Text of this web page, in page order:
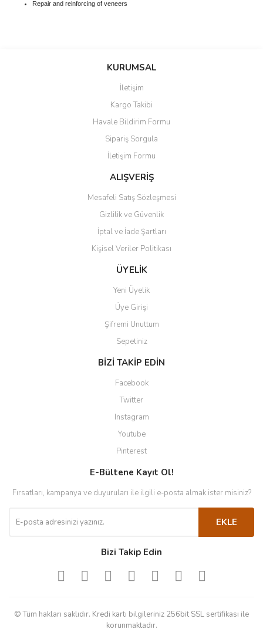
Repair and reinforcing of veneers
Bu ürüne ilk yorumu siz yapın!
Ürün resmi kalitesiz, bozuk veya görüntülenemiyor.
Ürün açıklamasında eksik bilgiler bulunuyor.
Ürün bilgilerinde hatalar bulunuyor.
Ürün fiyatı diğer sitelerden daha pahalı.
Bu ürüne benzer farklı alternatifler olmalı.
Gönder
KURUMSAL
İletişim
Kargo Takibi
Havale Bildirim Formu
Sipariş Sorgula
İletişim Formu
ALIŞVERİŞ
Mesafeli Satış Sözleşmesi
Gizlilik ve Güvenlik
İptal ve İade Şartları
Kişisel Veriler Politikası
ÜYELİK
Yeni Üyelik
Üye Girişi
Şifremi Unuttum
Sepetiniz
BİZİ TAKİP EDİN
Facebook
Twitter
Instagram
Youtube
Pinterest
E-Bültene Kayıt Ol!
Fırsatları, kampanya ve duyuruları ile ilgili e-posta almak ister misiniz?
EKLE
Bizi Takip Edin
© Tüm hakları saklıdır. Kredi kartı bilgileriniz 256bit SSL sertifikası ile
korunmaktadır.